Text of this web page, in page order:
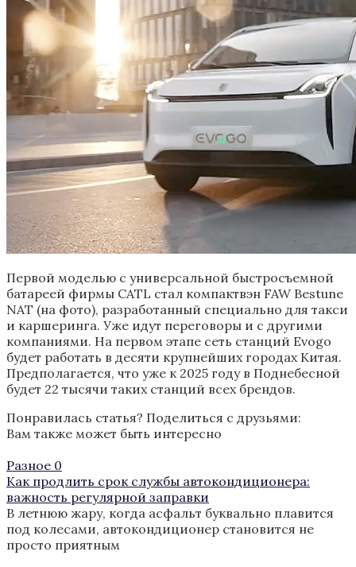
Первой моделью с универсальной быстросъемной
батареей фирмы CATL стал компактвэн FAW Bestune
NAT (на фото), разработанный специально для такси
и каршеринга. Уже идут переговоры и с другими
компаниями. На первом этапе сеть станций Evogo
будет работать в десяти крупнейших городах Китая.
Предполагается, что уже к 2025 году в Поднебесной
будет 22 тысячи таких станций всех брендов.
Понравилась статья? Поделиться с друзьями:
Вам также может быть интересно
Разное 0
Как продлить срок службы автокондиционера:
важность регулярной заправки
В летнюю жару, когда асфальт буквально плавится
под колесами, автокондиционер становится не
просто приятным